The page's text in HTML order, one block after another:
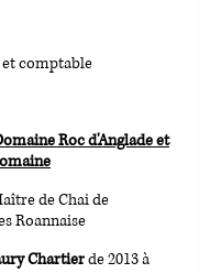
comptable
Roc d'Angladeet
de Chai de
Roannaise
Chartierde 2013 à